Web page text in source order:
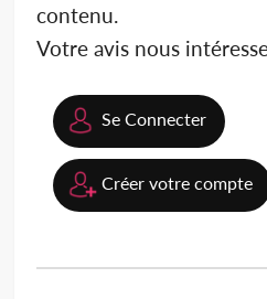
contenu.
Votre avis nous
Se Connecter
Créer votre compte